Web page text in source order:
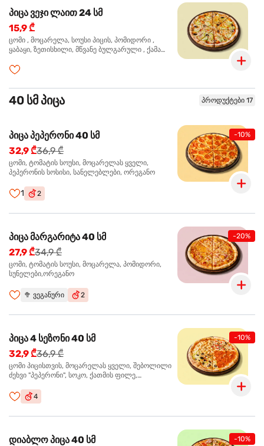
პიცა ვეჯი ლაით 24 სმ
15,9 ₾
ცომი , მოცარელა, სოუსი პიცის, პომიდორი ,
ყაბაყი, ზეთისხილი, მწვანე ბულგარული , ქამა
40 სმ პიცა პროდუქტები 17
-10%
პიცა პეპერონი 40 სმ
32,9 ₾36,9 ₾
ცომი, ტომატის სოუსი, მოცარელას ყველი,
პეპერონის სოსისი, სანელებლები, ორეგანო
1 2
-20%
პიცა მარგარიტა 40 სმ
27,9 ₾34,9 ₾
ცომი, ტომატის სოუსი, მოცარელა, პომიდორი,
სუნელები,ორეგანო
🥦 ვეგანური 2
-10%
პიცა 4 სეზონი 40 სმ
32,9 ₾36,9 ₾
ცომი პიცისთვის, მოცარელას ყველი, შებოლილი
ძეხვი "პეპერონი", სოკო, ქათმის ფილე,
4
-10%
დიაბლო პიცა 40 სმ